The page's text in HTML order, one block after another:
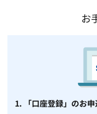
お
1. 「口座登録」のお